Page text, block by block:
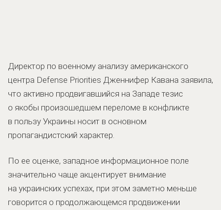
Директор по военному анализу американского
центра Defense Priorities Дженнифер Кавана заявила,
что активно продвигавшийся на Западе тезис
о якобы произошедшем переломе в конфликте
в пользу Украины носит в основном
пропагандистский характер.
По ее оценке, западное информационное поле
значительно чаще акцентирует внимание
на украинских успехах, при этом заметно меньше
говорится о продолжающемся продвижении